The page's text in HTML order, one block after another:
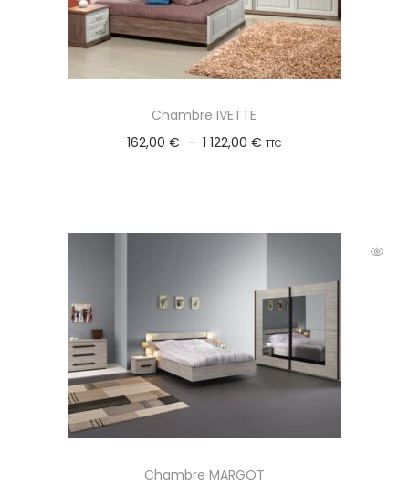
Chambre IVETTE
162,00 € – 1 122,00 € TTC
Chambre MARGOT